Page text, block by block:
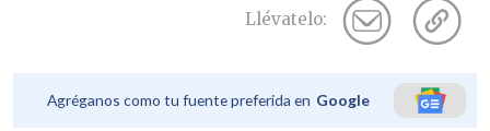
Llévatelo:
Agréganos como tu fuente preferida en Google